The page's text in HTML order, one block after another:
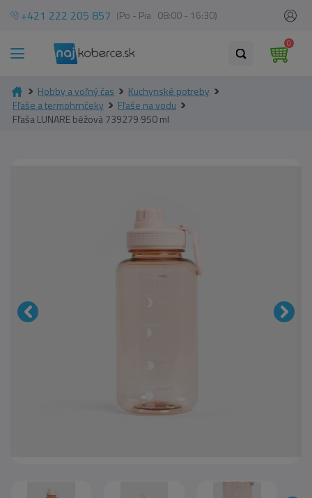
+421 222 205 857 (Po - Pia 08:00 - 16:30)
0
Hobby a voľný čas
Kuchynské potreby
Fľaše a termohrnčeky
Fľaše na vodu
Fľaša LUNARE béžová 739279 950 ml